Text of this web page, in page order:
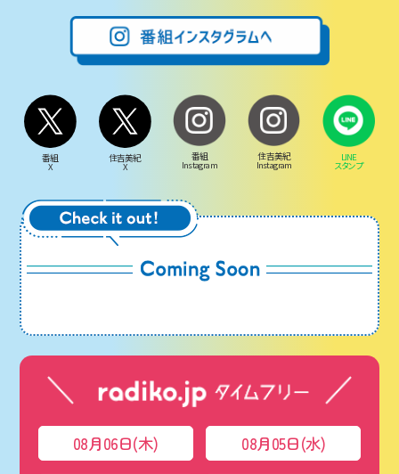
番組
X
住吉美紀
X
番組
Instagram
住吉美紀
Instagram
LINE
スタンプ
08月06日(木) 08月05日(水)